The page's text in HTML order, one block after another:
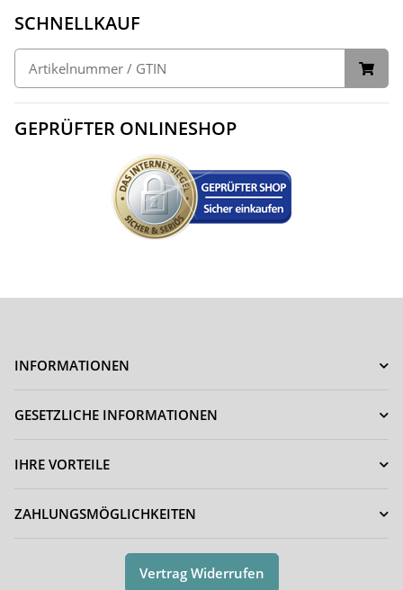
SCHNELLKAUF
GEPRÜFTER ONLINESHOP
INFORMATIONEN
GESETZLICHE INFORMATIONEN
IHRE VORTEILE
ZAHLUNGSMÖGLICHKEITEN
Vertrag Widerrufen